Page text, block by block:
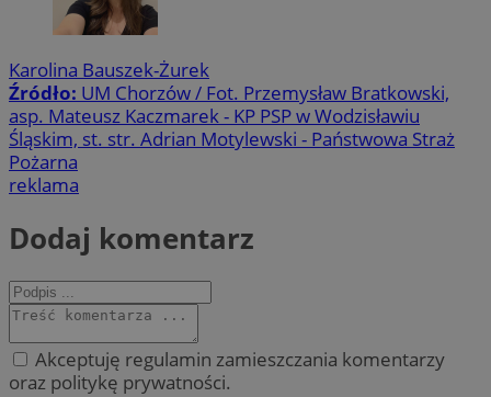
Karolina Bauszek-Żurek
Źródło: UM Chorzów / Fot. Przemysław Bratkowski,
asp. Mateusz Kaczmarek - KP PSP w Wodzisławiu
Śląskim, st. str. Adrian Motylewski - Państwowa Straż
Pożarna
reklama
Dodaj komentarz
Akceptuję regulamin zamieszczania komentarzy
oraz politykę prywatności.